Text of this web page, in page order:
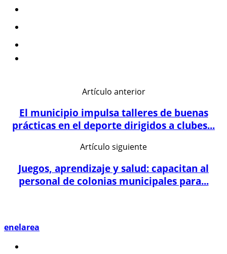
Artículo anterior
El municipio impulsa talleres de buenas
prácticas en el deporte dirigidos a clubes...
Artículo siguiente
Juegos, aprendizaje y salud: capacitan al
personal de colonias municipales para...
enelarea